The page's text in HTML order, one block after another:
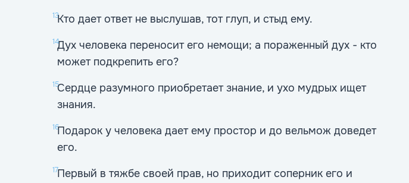
13Кто дает ответ не выслушав, тот глуп, и стыд ему.
14Дух человека переносит его немощи; а пораженный дух - кто
может подкрепить его?
15Сердце разумного приобретает знание, и ухо мудрых ищет
знания.
16Подарок у человека дает ему простор и до вельмож доведет
его.
17Первый в тяжбе своей прав, но приходит соперник его и